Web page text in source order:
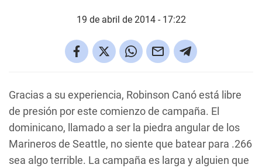
19 de abril de 2014 - 17:22
Gracias a su experiencia, Robinson Canó está libre
de presión por este comienzo de campaña. El
dominicano, llamado a ser la piedra angular de los
Marineros de Seattle, no siente que batear para .266
sea algo terrible. La campaña es larga y alguien que